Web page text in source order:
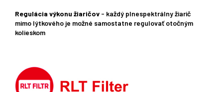
Regulácia výkonu žiaričov - každý plnespektrálny žiarič
mimo lýtkového je možné samostatne regulovať otočným
kolieskom